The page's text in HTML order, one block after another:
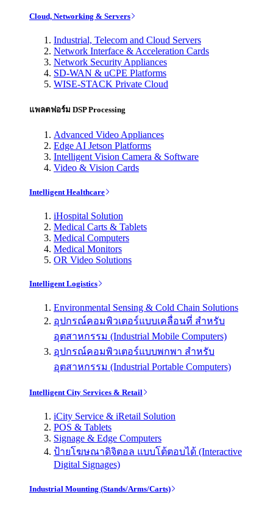
Cloud, Networking & Servers
Industrial, Telecom and Cloud Servers
Network Interface & Acceleration Cards
Network Security Appliances
SD-WAN & uCPE Platforms
WISE-STACK Private Cloud
แพลตฟอร์ม DSP Processing
Advanced Video Appliances
Edge AI Jetson Platforms
Intelligent Vision Camera & Software
Video & Vision Cards
Intelligent Healthcare
iHospital Solution
Medical Carts & Tablets
Medical Computers
Medical Monitors
OR Video Solutions
Intelligent Logistics
Environmental Sensing & Cold Chain Solutions
อุปกรณ์คอมพิวเตอร์แบบเคลื่อนที่ สำหรับ
อุตสาหกรรม (Industrial Mobile Computers)
อุปกรณ์คอมพิวเตอร์แบบพกพา สำหรับ
อุตสาหกรรม (Industrial Portable Computers)
Intelligent City Services & Retail
iCity Service & iRetail Solution
POS & Tablets
Signage & Edge Computers
ป้ายโฆษณาดิจิตอล แบบโต้ตอบได้ (Interactive
Digital Signages)
Industrial Mounting (Stands/Arms/Carts)